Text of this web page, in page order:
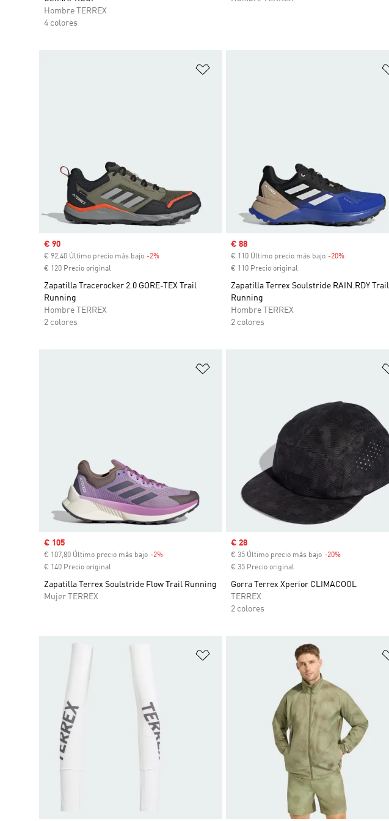
Hombre TERREX
4 colores
Precio de venta
€ 90
€ 92,40 Último precio más bajo -2%
€ 120 Precio original
Zapatilla Tracerocker 2.0 GORE-TEX Trail
Running
Hombre TERREX
2 colores
Precio de venta
€ 88
€ 110 Último precio más bajo -20%Descuento
€ 110 Precio original
Zapatilla Terrex Soulstride RAIN.RDY Trail
Running
Hombre TERREX
2 colores
Precio de venta
€ 105
€ 107,80 Último precio más bajo -2%
€ 140 Precio original
Zapatilla Terrex Soulstride Flow Trail Running
Mujer TERREX
Precio de venta
€ 28
€ 35 Último precio más bajo -20%Descuento
€ 35 Precio original
Gorra Terrex Xperior CLIMACOOL
TERREX
2 colores
Añadir a la lista de deseos